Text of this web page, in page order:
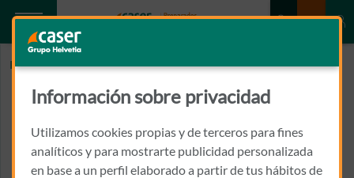
Inicio CASADO RODRIGUEZ, CRISTINA
CASADO RODRIGUEZ, CRISTINA
24001 - LEON
Información sobre privacidad
Utilizamos cookies propias y de terceros para fines
analíticos y para mostrarte publicidad personalizada
en base a un perfil elaborado a partir de tus hábitos de